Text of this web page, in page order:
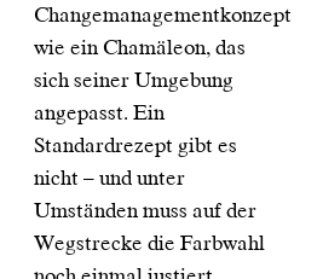
Changemanagementkonzept
wie ein Chamäleon, das
sich seiner Umgebung
angepasst. Ein
Standardrezept gibt es
nicht – und unter
Umständen muss auf der
Wegstrecke die Farbwahl